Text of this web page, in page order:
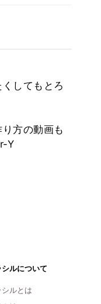
してもとろ
方の動画も
Y
シルについて
シルとは